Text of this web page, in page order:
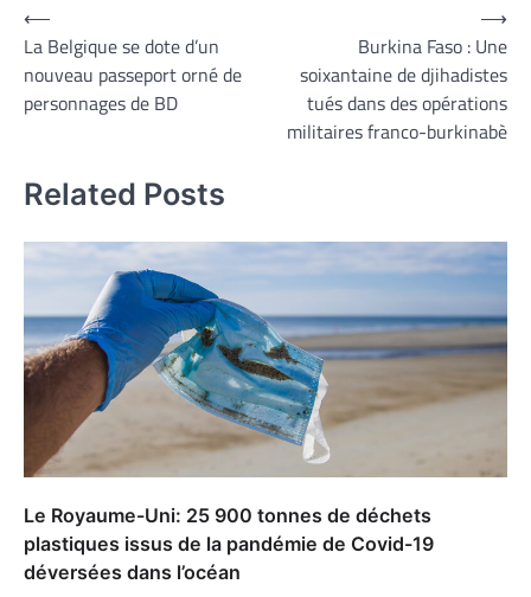
Navigation
de
l’article
⟵
La Belgique se dote d’un
nouveau passeport orné de
personnages de BD
Burkina Faso : Une
soixantaine de djihadistes
tués dans des opérations
militaires franco-burkinabè
⟶
Related Posts
Le Royaume-Uni: 25 900 tonnes de déchets
plastiques issus de la pandémie de Covid-19
déversées dans l’océan